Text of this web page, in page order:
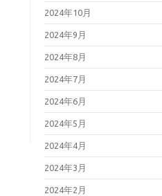
2024年10月
2024年9月
2024年8月
2024年7月
2024年6月
2024年5月
2024年4月
2024年3月
2024年2月